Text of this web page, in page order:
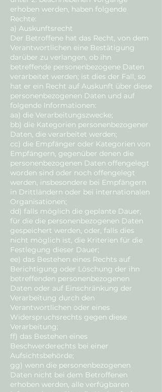
erhoben werden, haben folgende
Rechte:
a) Auskunftsrecht
Der Betroffene hat das Recht, von dem
Verantwortlichen eine Bestätigung
darüber zu verlangen, ob ihn
betreffende personenbezogene Daten
verarbeitet werden; ist dies der Fall, so
hat er ein Recht auf Auskunft über diese
personenbezogenen Daten und auf
folgende Informationen:
aa) die Verarbeitungszwecke;
bb) die Kategorien personenbezogener
Daten, die verarbeitet werden;
cc) die Empfänger oder Kategorien von
Empfängern, gegenüber denen die
personenbezogenen Daten offengelegt
worden sind oder noch offengelegt
werden, insbesondere bei Empfängern
in Drittländern oder bei internationalen
Organisationen;
dd) falls möglich die geplante Dauer,
für die die personenbezogenen Daten
gespeichert werden, oder, falls dies
nicht möglich ist, die Kriterien für die
Festlegung dieser Dauer;
ee) das Bestehen eines Rechts auf
Berichtigung oder Löschung der ihn
betreffenden personenbezogenen
Daten oder auf Einschränkung der
Verarbeitung durch den
Verantwortlichen oder eines
Widerspruchsrechts gegen diese
Verarbeitung;
ff) das Bestehen eines
Beschwerderechts bei einer
Aufsichtsbehörde;
gg) wenn die personenbezogenen
Daten nicht bei dem Betroffenen
erhoben werden, alle verfügbaren